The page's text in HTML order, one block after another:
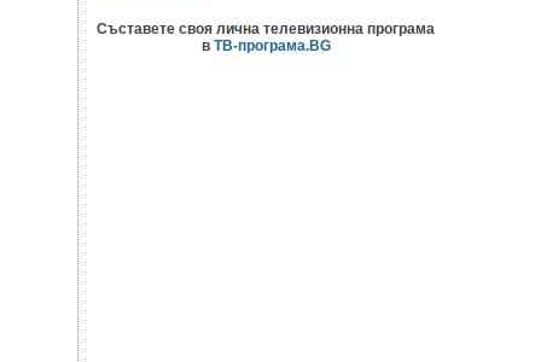
Съставете своя лична телевизионна програма
в ТВ-програма.BG